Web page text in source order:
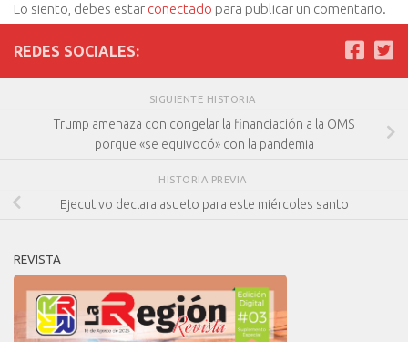
Lo siento, debes estar conectado para publicar un comentario.
REDES SOCIALES:
SIGUIENTE HISTORIA
Trump amenaza con congelar la financiación a la OMS
porque «se equivocó» con la pandemia
HISTORIA PREVIA
Ejecutivo declara asueto para este miércoles santo
REVISTA